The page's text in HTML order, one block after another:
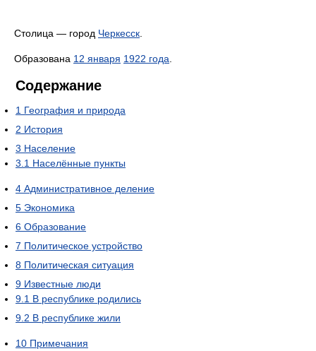
Столица — город Черкесск.
Образована 12 января 1922 года.
Содержание
1 География и природа
2 История
3 Население
3.1 Населённые пункты
4 Административное деление
5 Экономика
6 Образование
7 Политическое устройство
8 Политическая ситуация
9 Известные люди
9.1 В республике родились
9.2 В республике жили
10 Примечания